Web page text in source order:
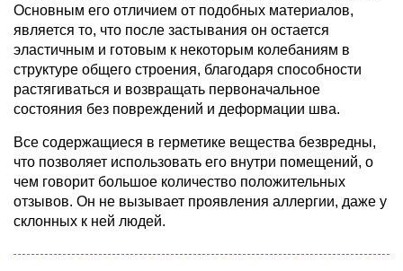
Основным его отличием от подобных материалов,
является то, что после застывания он остается
эластичным и готовым к некоторым колебаниям в
структуре общего строения, благодаря способности
растягиваться и возвращать первоначальное
состояния без повреждений и деформации шва.
Все содержащиеся в герметике вещества безвредны,
что позволяет использовать его внутри помещений, о
чем говорит большое количество положительных
отзывов. Он не вызывает проявления аллергии, даже у
склонных к ней людей.